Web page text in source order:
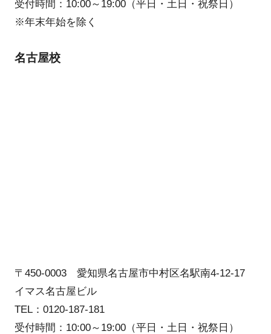
受付時間：10:00～19:00（平日・土日・祝祭日）
※年末年始を除く
名古屋校
〒450-0003 愛知県名古屋市中村区名駅南4-12-17
イマス名古屋ビル
TEL：0120-187-181
受付時間：10:00～19:00（平日・土日・祝祭日）